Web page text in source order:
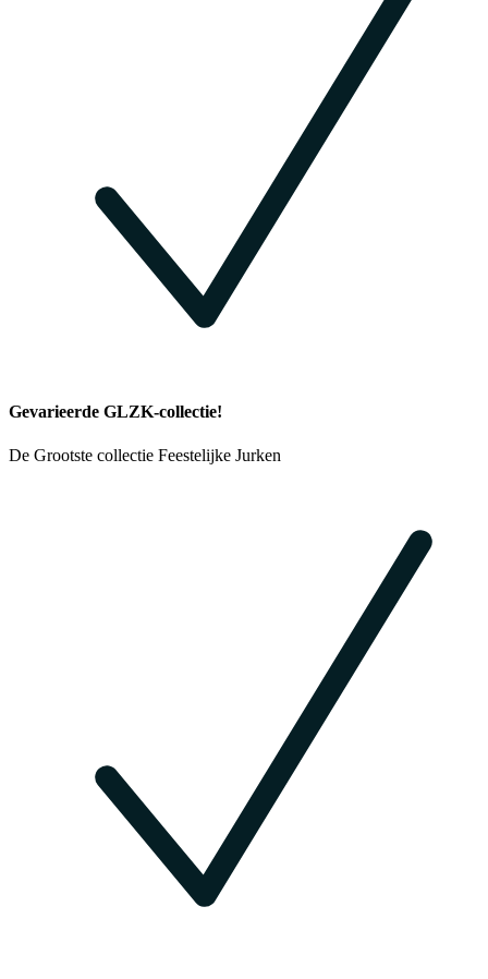
Gevarieerde GLZK-collectie!
De Grootste collectie Feestelijke Jurken